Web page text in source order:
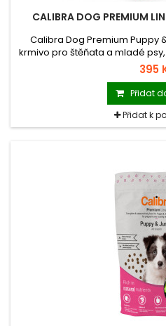
CALIBRA DOG PREMIUM
Calibra Dog Premium Puppy
krmivo pro štěňata a mladé
kojící
395
Přidat
Přidat k